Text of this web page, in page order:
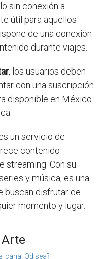
sin conexión a
útil para aquellos
de una conexión
durante viajes.
, los usuarios deben
con una suscripción
disponible en México
un servicio de
contenido
streaming. Con su
y música, es una
buscan disfrutar de
momento y lugar.
canal Odisea?